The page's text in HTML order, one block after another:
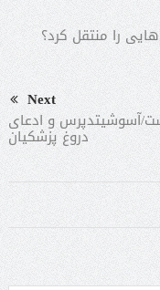
را منتقل کرد؟
Next
آسوشیتدپرس و ادعای
دروغ پزشکیان